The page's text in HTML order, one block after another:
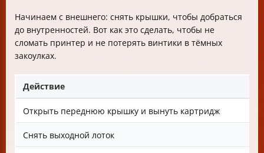
Начинаем с внешнего: снять крышки, чтобы добраться
до внутренностей. Вот как это сделать, чтобы не
сломать принтер и не потерять винтики в тёмных
закоулках.
Действие
Открыть переднюю крышку и вынуть картридж
Снять выходной лоток